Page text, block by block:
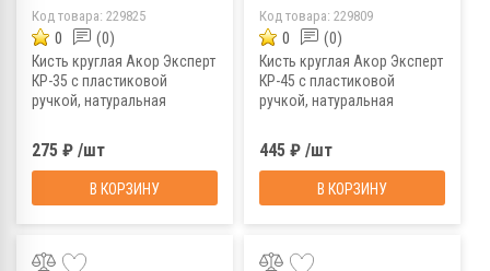
Код товара: 229825
0 (0)
Кисть круглая Акор Эксперт
КР-35 с пластиковой
ручкой, натуральная
275 ₽ /шт
В КОРЗИНУ
Код товара: 229809
0 (0)
Кисть круглая Акор Эксперт
КР-45 с пластиковой
ручкой, натуральная
445 ₽ /шт
В КОРЗИНУ